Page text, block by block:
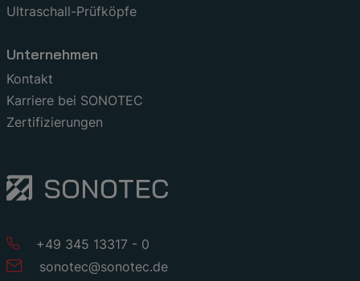
Ultraschall-Prüfköpfe
Unternehmen
Kontakt
Karriere bei SONOTEC
Zertifizierungen
+49 345 13317 - 0
sonotec@sonotec.de